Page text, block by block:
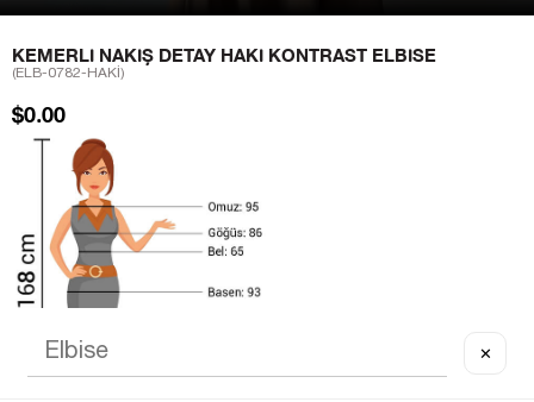
KEMERLI NAKIŞ DETAY HAKI KONTRAST ELBISE
(ELB-0782-HAKİ)
$0.00
✕